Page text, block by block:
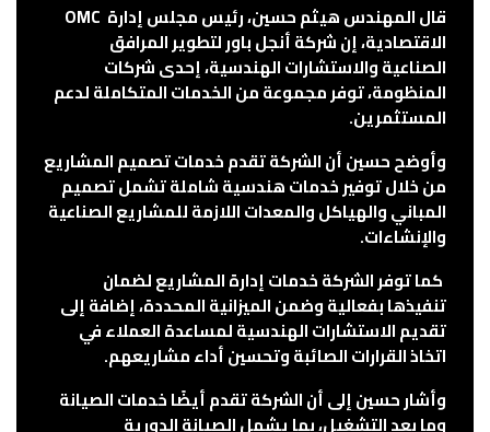
قال المهندس هيثم حسين، رئيس مجلس إدارة OMC
الاقتصادية، إن شركةأنجل باورلتطوير المرافق
الصناعية والاستشارات الهندسية، إحدى شركات
المنظومة، توفر مجموعة من الخدمات المتكاملة لدعم
المستثمرين.
وأوضح حسين أن الشركة تقدمخدمات تصميم المشاريع
من خلال توفير خدمات هندسية شاملة تشمل تصميم
المباني والهياكل والمعدات اللازمة للمشاريع الصناعية
والإنشاءات.
كما توفر الشركةخدمات إدارة المشاريعلضمان
تنفيذها بفعالية وضمن الميزانية المحددة، إضافة إلى
تقديمالاستشارات الهندسيةلمساعدة العملاء في
اتخاذ القرارات الصائبة وتحسين أداء مشاريعهم.
وأشار حسين إلى أن الشركة تقدم أيضًاخدمات الصيانة
وما بعد التشغيل، بما يشمل الصيانة الدورية